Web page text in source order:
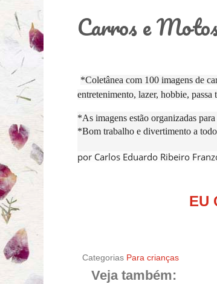
Carros e
*Coletânea com 100 imagens de
entretenimento, lazer, hobbie, passa
*As imagens estão organizadas
*Bom trabalho e divertimento a
por Carlos Eduardo Ribeiro
EU
Categorias Para crianças
Veja também: